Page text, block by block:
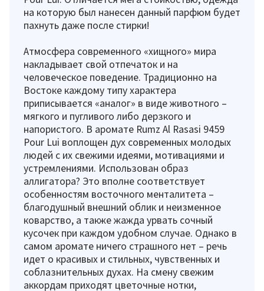
на которую был нанесен данный парфюм будет
пахнуть даже после стирки!
Атмосфера современного «хищного» мира
накладывает свой отпечаток и на
человеческое поведение. Традиционно на
Востоке каждому типу характера
приписывается «аналог» в виде животного –
мягкого и пугливого либо дерзкого и
напористого. В аромате Rumz Al Rasasi 9459
Pour Lui воплощен дух современных молодых
людей с их свежими идеями, мотивациями и
устремлениями. Использован образ
аллигатора? Это вполне соответствует
особенностям восточного менталитета –
благодушный внешний облик и неизменное
коварство, а также жажда урвать сочный
кусочек при каждом удобном случае. Однако в
самом аромате ничего страшного нет – речь
идет о красивых и стильных, чувственных и
соблазнительных духах. На смену свежим
аккордам приходят цветочные нотки,